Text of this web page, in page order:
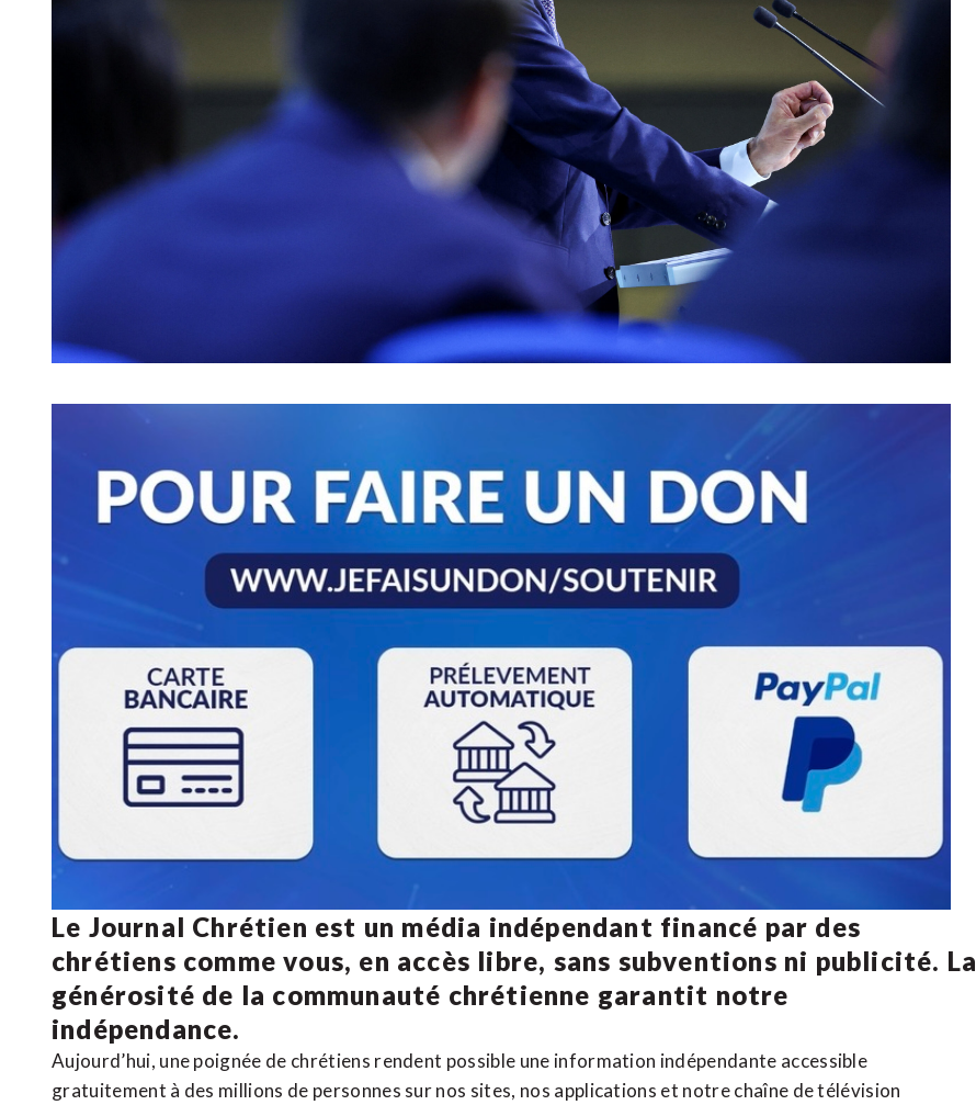
Le Journal Chrétien est un média indépendant financé par des
chrétiens comme vous, en accès libre, sans subventions ni publicité. La
générosité de la communauté chrétienne garantit notre
indépendance.
Aujourd’hui, une poignée de chrétiens rendent possible une information indépendante accessible
gratuitement à des millions de personnes sur nos sites, nos applications et notrechaîne de télévision